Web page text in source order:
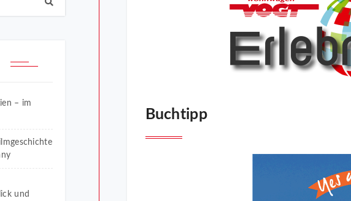
– im
und
Buchtipp